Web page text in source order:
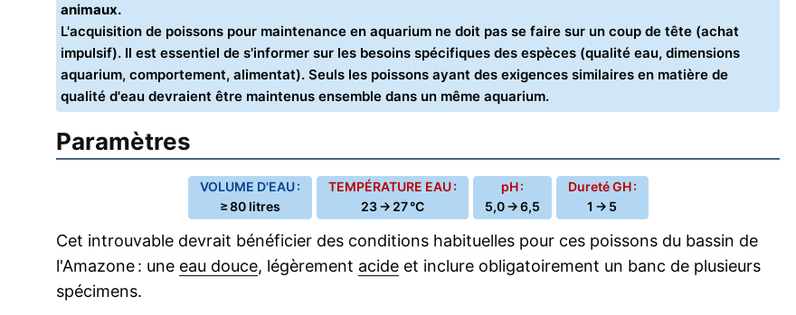
animaux.
L'acquisition de poissons pour maintenance en aquarium ne doit pas se faire sur un coup de tête (achat
impulsif). Il est essentiel de s'informer sur les besoins spécifiques des espèces (qualité eau, dimensions
aquarium, comportement, alimentat). Seuls les poissons ayant des exigences similaires en matière de
qualité d'eau devraient être maintenus ensemble dans un même aquarium.
Paramètres
VOLUME D'EAU :
≥ 80 litres
TEMPÉRATURE EAU :
23 → 27 °C
pH :
5,0 → 6,5
Dureté GH :
1 → 5
Cet introuvable devrait bénéficier des conditions habituelles pour ces poissons du bassin de
l'Amazone : une eau douce, légèrement acide et inclure obligatoirement un banc de plusieurs
spécimens.